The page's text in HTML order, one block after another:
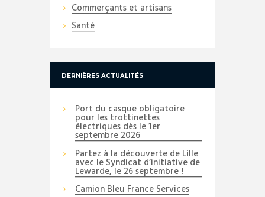
Commerçants et artisans
Santé
DERNIÈRES ACTUALITÉS
Port du casque obligatoire
pour les trottinettes
électriques dès le 1er
septembre 2026
Partez à la découverte de Lille
avec le Syndicat d’initiative de
Lewarde, le 26 septembre !
Camion Bleu France Services